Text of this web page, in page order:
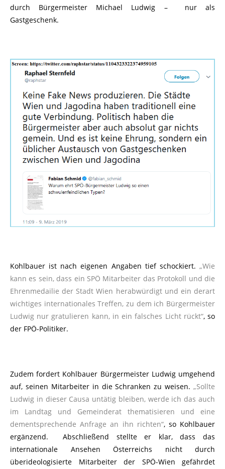
durch Bürgermeister Michael Ludwig – nur als
Gastgeschenk.
Kohlbauer ist nach eigenen Angaben tief schockiert. „Wie
kann es sein, dass ein SPÖ Mitarbeiter das Protokoll und die
Ehrenmedailie der Stadt Wien herabwürdigt und ein derart
wichtiges internationales Treffen, zu dem ich Bürgermeister
Ludwig nur gratulieren kann, in ein falsches Licht rückt“, so
der FPÖ-Politiker.
Zudem fordert Kohlbauer Bürgermeister Ludwig umgehend
auf, seinen Mitarbeiter in die Schranken zu weisen. „Sollte
Ludwig in dieser Causa untätig bleiben, werde ich das auch
im Landtag und Gemeinderat thematisieren und eine
dementsprechende Anfrage an ihn richten“, so Kohlbauer
ergänzend. Abschließend stellte er klar, dass das
internationale Ansehen Österreichs nicht durch
überideologisierte Mitarbeiter der SPÖ-Wien gefährdet